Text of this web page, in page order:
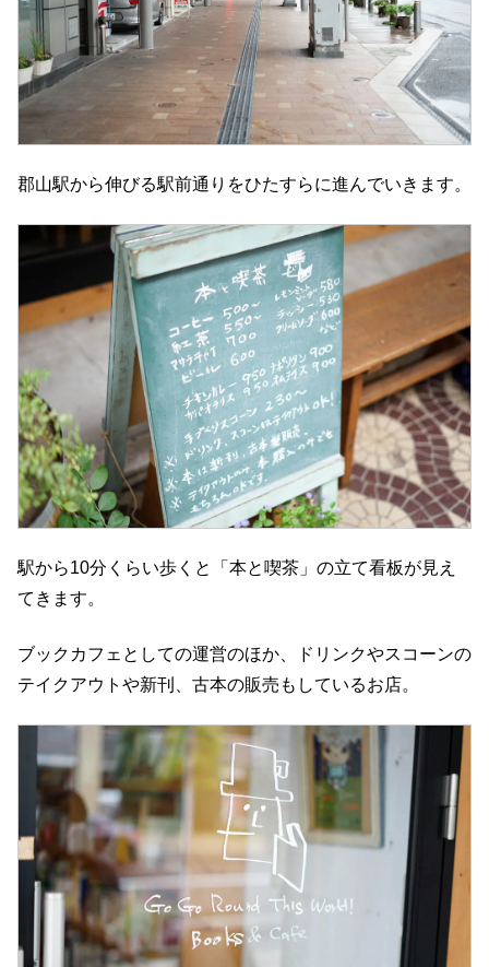
郡山駅から伸びる駅前通りをひたすらに進んでいきます。
駅から10分くらい歩くと「本と喫茶」の立て看板が見え
てきます。
ブックカフェとしての運営のほか、ドリンクやスコーンの
テイクアウトや新刊、古本の販売もしているお店。